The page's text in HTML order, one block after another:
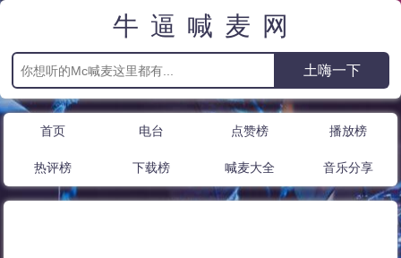
牛逼喊麦网
首页 电台 点赞榜 播放榜
热评榜 下载榜 喊麦大全 音乐分享